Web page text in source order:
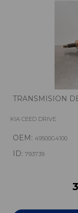
TRANSMISION
KIA CEED DRIVE
OEM: 49500G4100
ID: 793739